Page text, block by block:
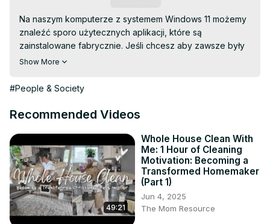
Na naszym komputerze z systemem Windows 11 możemy
znaleźć sporo użytecznych aplikacji, które są
zainstalowane fabrycznie. Jeśli chcesz aby zawsze były
dostępne w najnowszej wersji to koniecznie sprawdź ich
Zapraszamy na naszą stronę:
Jeśli macie jakiekolwiek pytania to śmiało zadawajcie je w
znajdziecie sporo różnych poradników. Jeśli ten materiał
był dla Ciebie pomocny, to zostaw polubienie, komentarz
oraz subskrypcje.
#AktualizacjaApikacji #Windows11
#JakPobraćAkutalizacjeApek
Jak pobrać najnowsze aktualizacje apek w Windows 11?
Jak zaktualizować wszystkie aplikacje w Windowsie 11?
Show More
#People & Society
Recommended Videos
49:21
Whole House Clean With
Me: 1 Hour of Cleaning
Motivation: Becoming a
Transformed Homemaker
(Part 1)
Jun 4, 2025
The Mom Resource